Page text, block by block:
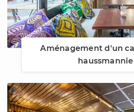
Aménagement d'un